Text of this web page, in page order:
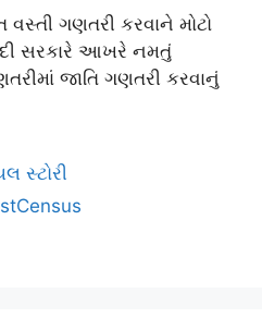
વસ્તી ગણતરી કરવાને મોટો
સરકારે આખરે નમતું
જાતિ ગણતરી કરવાનું
સ્ટોરી